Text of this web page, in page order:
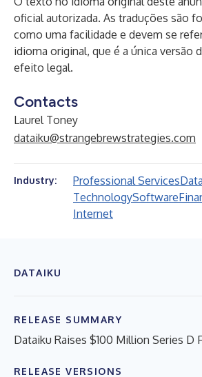
oficial autorizada. As traduções são
como uma facilidade e devem se
idioma original, que é a única versão
efeito legal.
Contacts
Laurel Toney
dataiku@strangebrewstrategies.com
Industry: Professional Services
TechnologySoftware
Internet
DATAIKU
RELEASE SUMMARY
Dataiku Raises $100 Million Series D
RELEASE VERSIONS